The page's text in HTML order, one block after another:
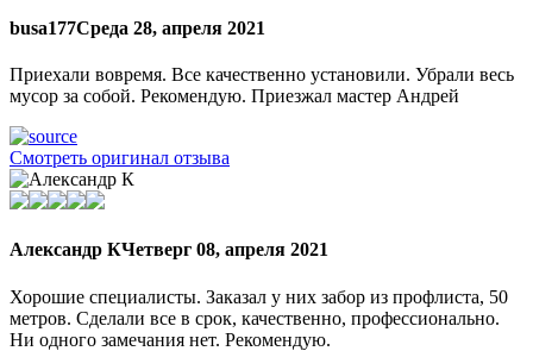
busa177Среда 28, апреля 2021
Приехали вовремя. Все качественно установили. Убрали весь
мусор за собой. Рекомендую. Приезжал мастер Андрей
Смотреть оригинал отзыва
Александр КЧетверг 08, апреля 2021
Хорошие специалисты. Заказал у них забор из профлиста, 50
метров. Сделали все в срок, качественно, профессионально.
Ни одного замечания нет. Рекомендую.